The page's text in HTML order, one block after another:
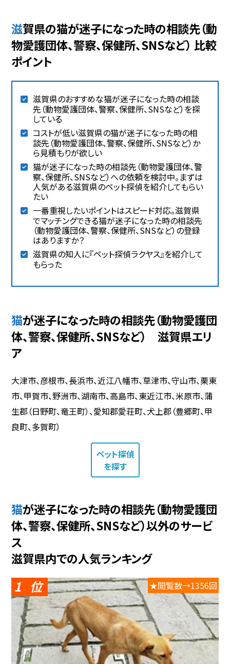
滋賀県の猫が迷子になった時の相談先（動
物愛護団体、警察、保健所、SNSなど） 比較
ポイント
滋賀県のおすすめな猫が迷子になった時の相談
先（動物愛護団体、警察、保健所、SNSなど）を探
している
コストが低い滋賀県の猫が迷子になった時の相
談先（動物愛護団体、警察、保健所、SNSなど）か
ら見積もりが欲しい
猫が迷子になった時の相談先（動物愛護団体、警
察、保健所、SNSなど）への依頼を検討中。まずは
人気がある滋賀県のペット探偵を紹介してもらい
たい
一番重視したいポイントはスピード対応。滋賀県
でマッチングできる猫が迷子になった時の相談先
（動物愛護団体、警察、保健所、SNSなど）の登録
はありますか？
滋賀県の知人に『ペット探偵ラクヤス』を紹介して
もらった
猫が迷子になった時の相談先（動物愛護団
体、警察、保健所、SNSなど） 滋賀県エリ
ア
大津市、彦根市、長浜市、近江八幡市、草津市、守山市、栗東
市、甲賀市、野洲市、湖南市、高島市、東近江市、米原市、蒲
生郡（日野町、竜王町）、愛知郡愛荘町、犬上郡（豊郷町、甲
良町、多賀町）
ペット探偵
を探す
猫が迷子になった時の相談先（動物愛護団
体、警察、保健所、SNSなど）以外のサービ
ス
滋賀県内での人気ランキング
1 ★閲覧数→1356回